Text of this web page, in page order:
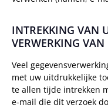
INTREKKING VAN
VERWERKING VAN
Veel
met uw uitdrukkelijke
te allen tijde intrekken
e-mail die dit verzoek